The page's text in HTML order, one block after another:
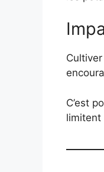
C’est
limitent